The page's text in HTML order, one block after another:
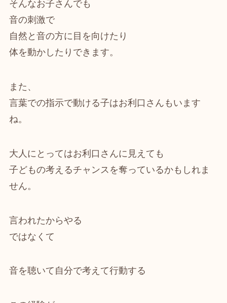
そんなお子さんでも
音の刺激で
自然と音の方に目を向けたり
体を動かしたりできます。
また、
言葉での指示で動ける子はお利口さんもいます
ね。
大人にとってはお利口さんに見えても
子どもの考えるチャンスを奪っているかもしれま
せん。
言われたからやる
ではなくて
音を聴いて自分で考えて行動する